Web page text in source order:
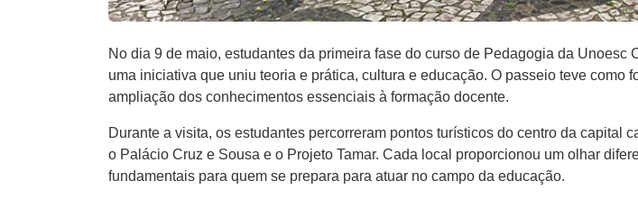
No dia 9 de maio, estudantes da primeira fase do curso de Pedagogia da
uma iniciativa que uniu teoria e prática, cultura e educação. O passeio teve
ampliação dos conhecimentos essenciais à formação docente.
Durante a visita, os estudantes percorreram pontos turísticos do centro da
o Palácio Cruz e Sousa e o Projeto Tamar. Cada local proporcionou um olhar
fundamentais para quem se prepara para atuar no campo da educação.